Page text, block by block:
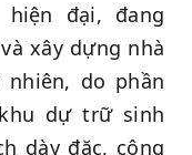
đại, đang
xây dựng nhà
do phần
dự trữ sinh
dày đặc, công